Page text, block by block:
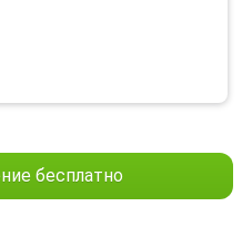
бесплатно